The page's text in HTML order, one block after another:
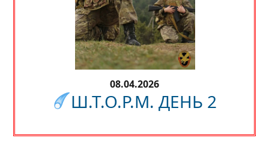
08.04.2026
Ш.Т.О.Р.М. ДЕНЬ 2